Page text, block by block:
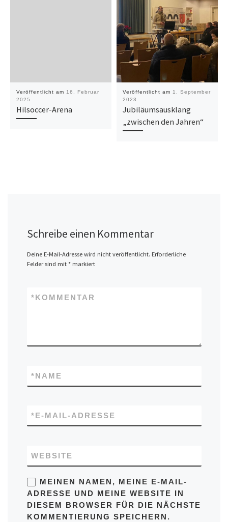
Veröffentlicht am 16. Februar
2025
Hilsoccer-Arena
Veröffentlicht am 1. September
2023
Jubiläumsausklang
„zwischen den Jahren“
Schreibe einen Kommentar
Deine E-Mail-Adresse wird nicht veröffentlicht. Erforderliche
Felder sind mit *markiert
KOMMENTAR
*
NAME
*
E-MAIL-ADRESSE
*
WEBSITE
MEINEN NAMEN, MEINE E-MAIL-
ADRESSE UND MEINE WEBSITE IN
DIESEM BROWSER FÜR DIE NÄCHSTE
KOMMENTIERUNG SPEICHERN.